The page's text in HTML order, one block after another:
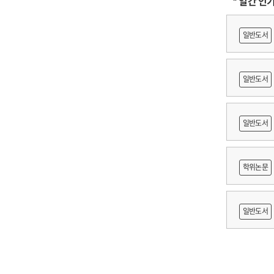
일반도서
일반도서
축문화
일반도서
적조사 :
보고서
학위논문
망 긍정'
일반도서